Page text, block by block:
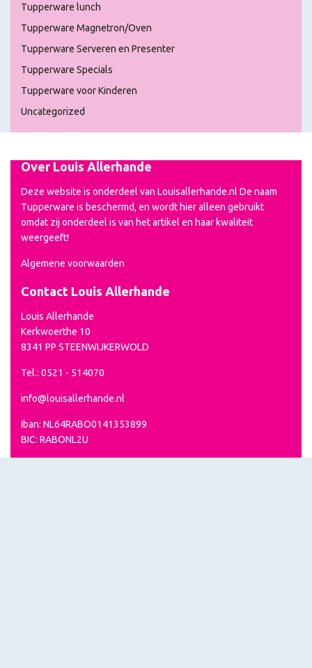
Tupperware lunch
Tupperware Magnetron/Oven
Tupperware Serveren en Presenter
Tupperware Specials
Tupperware voor Kinderen
Uncategorized
Over Louis Allerhande
Deze website is onderdeel van Louisallerhande.nl De naam
Tupperware is beschermd, en wordt hier alleen gebruikt
omdat zij onderdeel is van het artikel en haar kwaliteit
weergeeft!
Algemene voorwaarden
Contact Louis Allerhande
Louis Allerhande
Kerkwoerthe 10
8341 PP STEENWIJKERWOLD
Tel.: 0521 - 514070
info@louisallerhande.nl
Iban: NL64RABO0141353899
BIC: RABONL2U